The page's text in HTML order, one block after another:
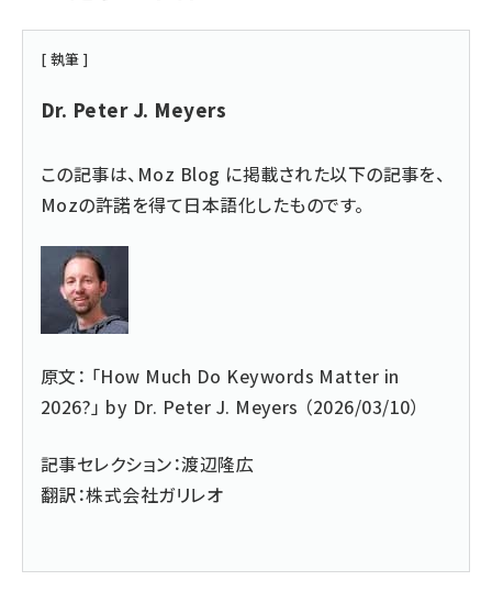
[ 執筆 ]
Dr. Peter J. Meyers
この記事は、 Moz Blog に掲載された以下の記事を、
Mozの許諾を得て日本語化したものです。
原文： 「How Much Do Keywords Matter in
2026?」 by Dr. Peter J. Meyers （2026/03/10）
記事セレクション：渡辺隆広
翻訳：株式会社ガリレオ